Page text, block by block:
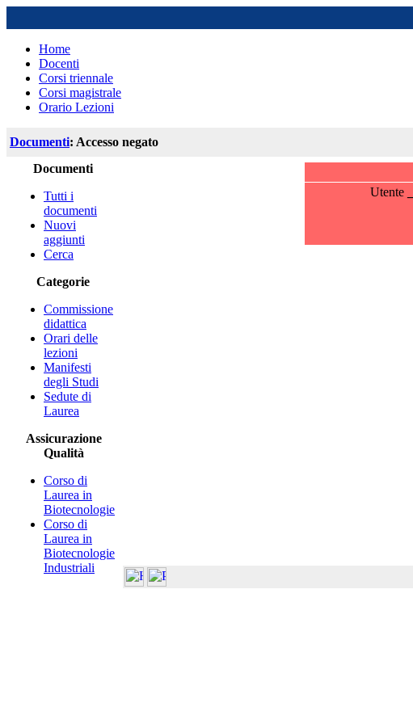
Home
Docenti
Corsi triennale
Corsi magistrale
Orario Lezioni
Documenti: Accesso negato
Documenti
Tutti i
documenti
Nuovi
aggiunti
Cerca
Categorie
Commissione
didattica
Orari delle
lezioni
Manifesti
degli Studi
Sedute di
Laurea
Assicurazione
Qualità
Corso di
Laurea in
Biotecnologie
Corso di
Laurea in
Biotecnologie
Industriali
Utente